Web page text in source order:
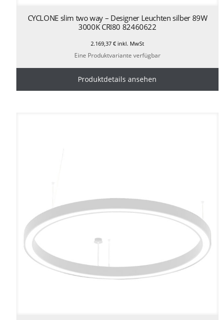
CYCLONE slim two way – Designer Leuchten silber 89W
3000K CRI80 82460622
2.169,37 €inkl. MwSt
Eine Produktvariante verfügbar
Produktdetails ansehen